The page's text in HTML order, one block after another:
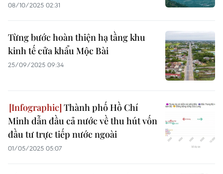
08/10/2025 02:31
Từng bước hoàn thiện hạ tầng khu
kinh tế cửa khẩu Mộc Bài
25/09/2025 09:34
Thành phố Hồ Chí
Minh dẫn đầu cả nước về thu hút vốn
đầu tư trực tiếp nước ngoài
01/05/2025 05:07